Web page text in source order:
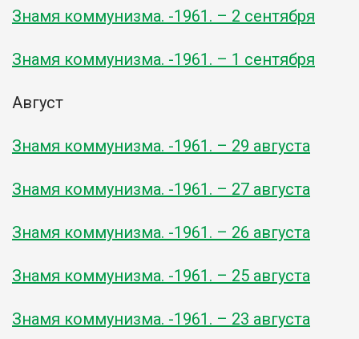
Знамя коммунизма. -1961. – 2 сентября
Знамя коммунизма. -1961. – 1 сентября
Август
Знамя коммунизма. -1961. – 29 августа
Знамя коммунизма. -1961. – 27 августа
Знамя коммунизма. -1961. – 26 августа
Знамя коммунизма. -1961. – 25 августа
Знамя коммунизма. -1961. – 23 августа